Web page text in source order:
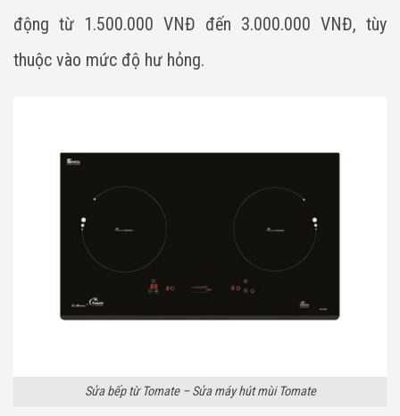
động từ 1.500.000 VNĐ đến 3.000.000 VNĐ, tùy
thuộc vào mức độ hư hỏng.
Sửa bếp từ Tomate – Sửa máy hút mùi Tomate